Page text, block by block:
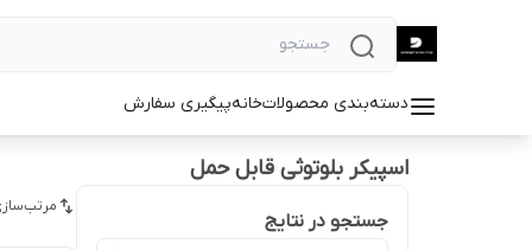
دسته‌بندی محصولاتخانهپیگیری سفارش
اسپیکر بلوتوثی قابل حمل
جستجو در نتایج